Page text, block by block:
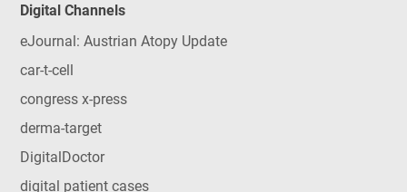
Digital Channels
eJournal: Austrian Atopy Update
car-t-cell
congress x-press
derma-target
DigitalDoctor
digital patient cases